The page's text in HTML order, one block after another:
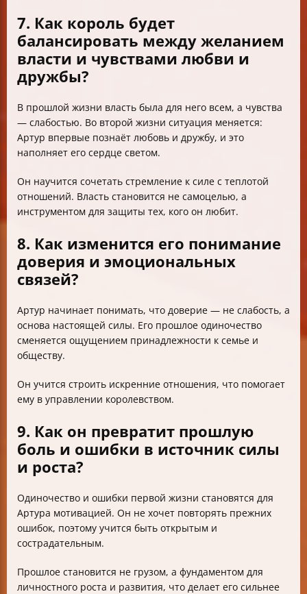
7. Как король будет
балансировать между желанием
власти и чувствами любви и
дружбы?
В прошлой жизни власть была для него всем, а чувства
— слабостью. Во второй жизни ситуация меняется:
Артур впервые познаёт любовь и дружбу, и это
наполняет его сердце светом.
Он научится сочетать стремление к силе с теплотой
отношений. Власть становится не самоцелью, а
инструментом для защиты тех, кого он любит.
8. Как изменится его понимание
доверия и эмоциональных
связей?
Артур начинает понимать, что доверие — не слабость, а
основа настоящей силы. Его прошлое одиночество
сменяется ощущением принадлежности к семье и
обществу.
Он учится строить искренние отношения, что помогает
ему в управлении королевством.
9. Как он превратит прошлую
боль и ошибки в источник силы
и роста?
Одиночество и ошибки первой жизни становятся для
Артура мотивацией. Он не хочет повторять прежних
ошибок, поэтому учится быть открытым и
сострадательным.
Прошлое становится не грузом, а фундаментом для
личностного роста и развития, что делает его сильнее